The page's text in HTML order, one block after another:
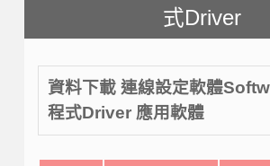
式Driver
資料下載 連線設定軟體
程式Driver 應用軟體